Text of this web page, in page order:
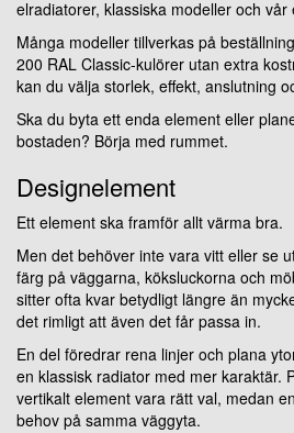
elradiatorer, klassiska modeller och vår
Många modeller tillverkas på
200 RAL Classic-kulörer utan extra
kan du välja storlek, effekt, anslutning
Ska du byta ett enda element eller
bostaden? Börja med rummet.
Designelement
Ett element ska framför allt värma bra.
Men det behöver inte vara vitt eller se
färg på väggarna, köksluckorna och
sitter ofta kvar betydligt längre än
det rimligt att även det får passa in.
En del föredrar rena linjer och plana
en klassisk radiator med mer karaktär.
vertikalt element vara rätt val, medan
behov på samma väggyta.